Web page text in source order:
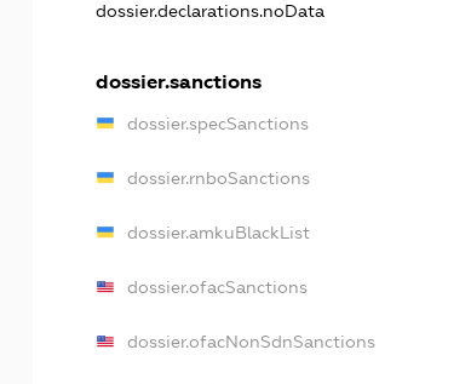
dossier.declarations.noData
dossier.sanctions
dossier.specSanctions
dossier.rnboSanctions
dossier.amkuBlackList
dossier.ofacSanctions
dossier.ofacNonSdnSanctions